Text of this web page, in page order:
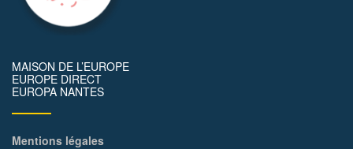
MAISON DE L’EUROPE
EUROPE DIRECT
EUROPA NANTES
Mentions légales